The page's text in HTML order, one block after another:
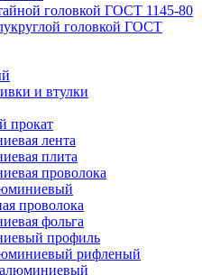
головкой ГОСТ 1145-80
головкой ГОСТ
и втулки
прокат
лента
плита
проволока
проволока
фольга
профиль
рифленый